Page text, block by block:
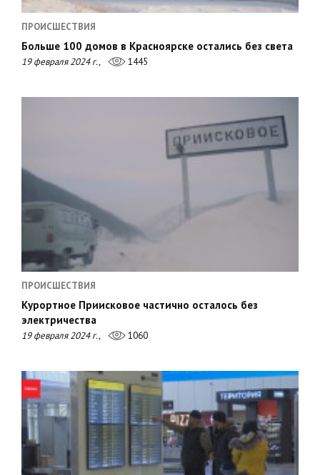
ПРОИСШЕСТВИЯ
Больше 100 домов в Красноярске остались без света
19 февраля 2024 г., 1445
ПРОИСШЕСТВИЯ
Курортное Приисковое частично осталось без
электричества
19 февраля 2024 г., 1060